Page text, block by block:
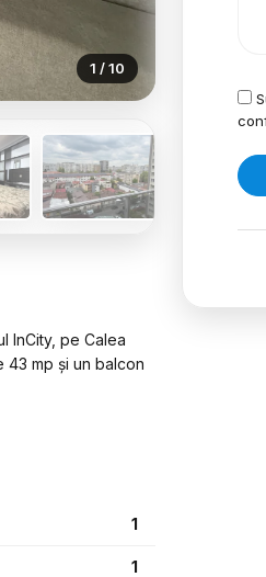
1 / 10
InCity, pe Calea
43 mp și un balcon
1
1